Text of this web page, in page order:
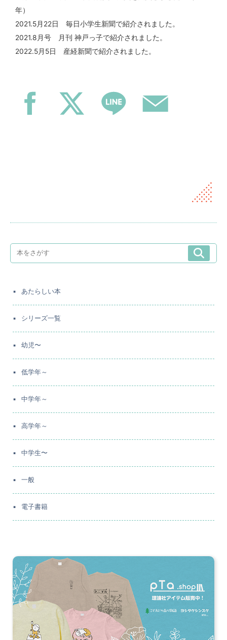
年）
2021.5月22日 毎日小学生新聞で紹介されました。
2021.8月号 月刊 神戸っ子で紹介されました。
2022.5月5日 産経新聞で紹介されました。
あたらしい本
シリーズ一覧
幼児〜
低学年～
中学年～
高学年～
中学生〜
一般
電子書籍